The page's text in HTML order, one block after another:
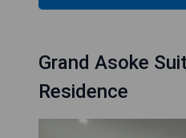
Grand Asoke
Residence